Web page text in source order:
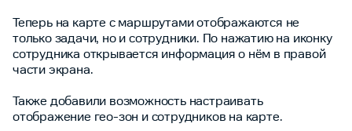
Теперь на карте с маршрутами отображаются не
только задачи, но и сотрудники. По нажатию на иконку
сотрудника открывается информация о нём в правой
части экрана.
Также добавили возможность настраивать
отображение гео-зон и сотрудников на карте.